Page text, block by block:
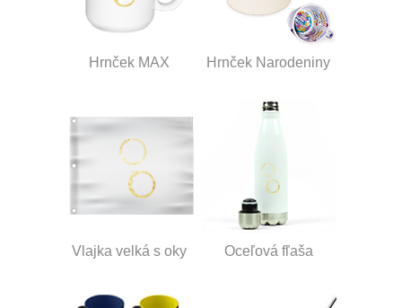
Hrnček MAX Hrnček Narodeniny
Vlajka velká s oky Oceľová fľaša